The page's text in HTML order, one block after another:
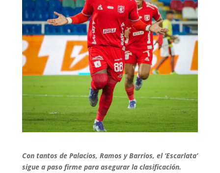
Con tantos de Palacios, Ramos y Barrios, el ‘Escarlata’
sigue a paso firme para asegurar la clasificación.